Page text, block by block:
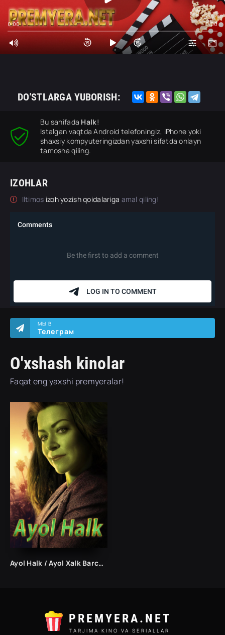
0:00 0:00
DO'STLARGA YUBORISH:
Bu sahifada Halk!
Istalgan vaqtda Android telefoningiz, iPhone yoki
shaxsiy kompyuteringizdan yaxshi sifatda onlayn
tamosha qiling.
IZOHLAR
Iltimos izoh yozish qoidalariga amal qiling!
O'xshash kinolar
Faqat eng yaxshi premyeralar!
МЫ В
Телеграм
Ayol Halk / Ayol Xalk Barcha qismlar Uzbek tilida 2022 Tarjima seryal skachat
PREMYERA.NET
TARJIMA KINO VA SERIALLAR